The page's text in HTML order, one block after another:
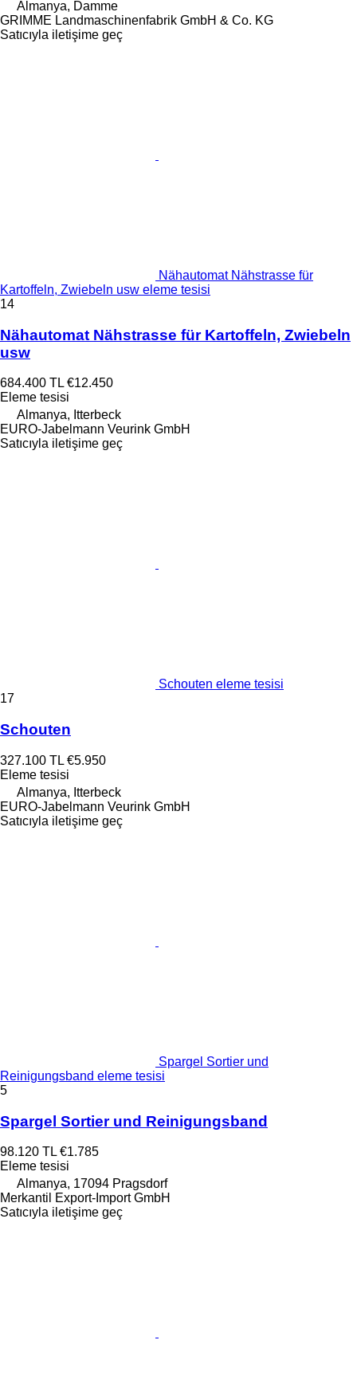
Almanya, Damme
GRIMME Landmaschinenfabrik GmbH & Co. KG
Satıcıyla iletişime geç
Nähautomat Nähstrasse für
Kartoffeln, Zwiebeln usw eleme tesisi
14
Nähautomat Nähstrasse für Kartoffeln, Zwiebeln
usw
684.400 TL €12.450
Eleme tesisi
Almanya, Itterbeck
EURO-Jabelmann Veurink GmbH
Satıcıyla iletişime geç
Schouten eleme tesisi
17
Schouten
327.100 TL €5.950
Eleme tesisi
Almanya, Itterbeck
EURO-Jabelmann Veurink GmbH
Satıcıyla iletişime geç
Spargel Sortier und
Reinigungsband eleme tesisi
5
Spargel Sortier und Reinigungsband
98.120 TL €1.785
Eleme tesisi
Almanya, 17094 Pragsdorf
Merkantil Export-Import GmbH
Satıcıyla iletişime geç